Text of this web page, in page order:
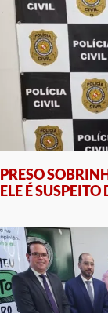
PRESO
ELE É